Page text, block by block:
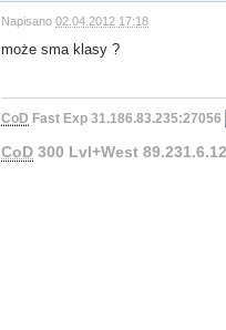
Napisano02.04.2012 17:18
może sma klasy ?
CoD Fast Exp 31.186.83.235:27056
CoD 300 Lvl+West